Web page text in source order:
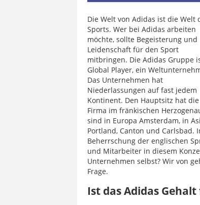
Die Welt von Adidas ist die Welt
Sports. Wer bei Adidas arbeiten
möchte, sollte Begeisterung und
Leidenschaft für den Sport
mitbringen. Die Adidas Gruppe
Global Player, ein
Das Unternehmen hat
Niederlassungen auf fast jedem
Kontinent. Den Hauptsitz hat die
Firma im fränkischen
sind in Europa Amsterdam, in
Portland, Canton und
Beherrschung der englischen
und Mitarbeiter in diesem
Unternehmen selbst? Wir von
Frage.
Ist das Adidas